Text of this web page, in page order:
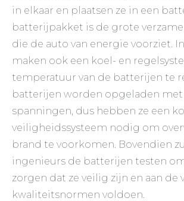
in elkaar en plaatsen ze in een
batterijpakket is de grote
die de auto van energie voorziet.
maken ook een koel- en
temperatuur van de batterijen te
batterijen worden opgeladen
spanningen, dus hebben ze een
veiligheidssysteem nodig om
brand te voorkomen. Bovendien
ingenieurs de batterijen testen
zorgen dat ze veilig zijn en aan de
kwaliteitsnormen voldoen.